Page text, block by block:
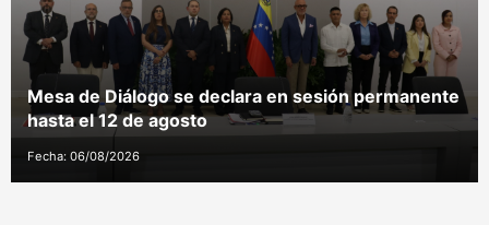
Mesa de Diálogo se declara en sesión permanente
hasta el 12 de agosto
Fecha: 06/08/2026